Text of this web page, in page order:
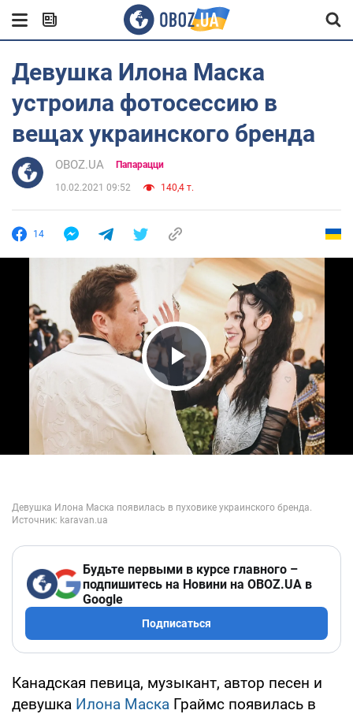
Девушка Илона Маска
устроила фотосессию в
вещах украинского бренда
OBOZ.UA Папарацци
10.02.2021 09:52 140,4 т.
14
Play Video
Будьте первыми в курсе главного –
подпишитесь на Новини на OBOZ.UA в
Google
Подписаться
Канадская певица, музыкант, автор песен и
девушка Илона Маска Граймс появилась в